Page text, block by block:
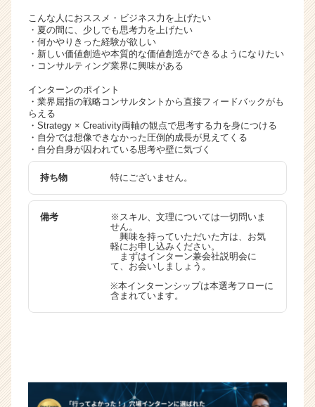
こんな人におススメ・ビジネス力を上げたい
・夏の間に、少しでも思考力を上げたい
・何かやりきった経験が欲しい
・新しい価値創造や本質的な価値創造ができるようになりたい
・コンサルティング業界に興味がある
インターンのポイント
・業界屈指の戦略コンサルタントから直接フィードバックがも
らえる
・Strategy × Creativity両軸の観点で思考する力を身につける
・自分では想像できなかった圧倒的成長が見えてくる
・自分自身が囚われている思考や壁に気づく
持ち物 特にございません。
備考
※スキル、文理については一切問いま
せん。
興味を持っていただいた方は、お気
軽にお申し込みください。
まずはインターン兼会社説明会に
て、お会いしましょう。
※本インターンシップは本選考フローに
含まれています。